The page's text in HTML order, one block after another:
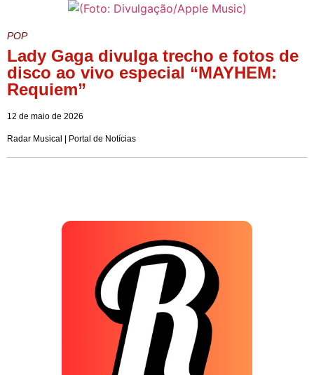
POP
Lady Gaga divulga trecho e fotos de
disco ao vivo especial “MAYHEM:
Requiem”
12 de maio de 2026
Radar Musical | Portal de Notícias